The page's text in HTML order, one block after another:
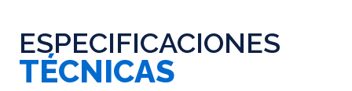
ESPECIFICACIONES
TÉCNICAS